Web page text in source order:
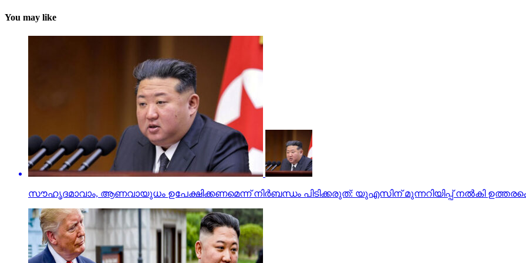
You may like
സൗഹൃദമാവാം, ആണവായുധം ഉപേക്ഷിക്കണമെന്ന് നിര്‍ബന്ധം പിടിക്കരുത്: യുഎസിന് മുന്നറിയിപ്പ് നല്‍കി